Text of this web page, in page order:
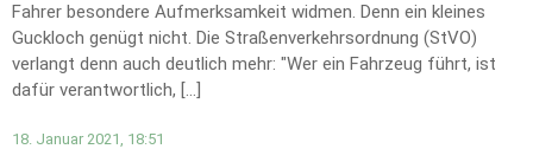
Fahrer besondere Aufmerksamkeit widmen. Denn ein kleines
Guckloch genügt nicht. Die Straßenverkehrsordnung (StVO)
verlangt denn auch deutlich mehr: "Wer ein Fahrzeug führt, ist
dafür verantwortlich, […]
18. Januar 2021, 18:51